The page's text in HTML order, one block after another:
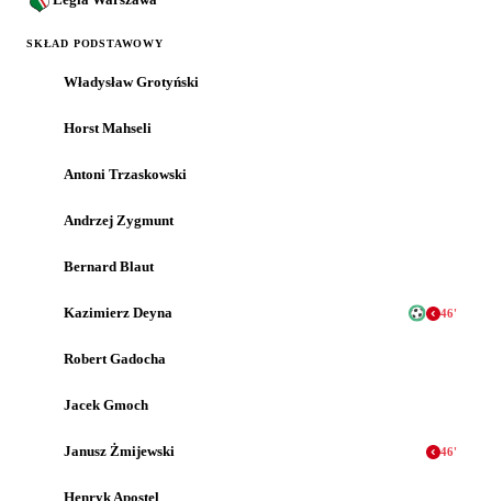
SKŁAD PODSTAWOWY
Władysław Grotyński
Horst Mahseli
Antoni Trzaskowski
Andrzej Zygmunt
Bernard Blaut
Kazimierz Deyna 46'
Robert Gadocha
Jacek Gmoch
Janusz Żmijewski 46'
Henryk Apostel